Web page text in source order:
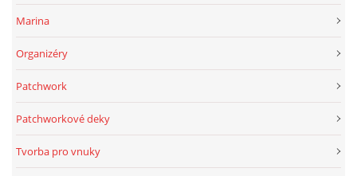
Marina
Organizéry
Patchwork
Patchworkové deky
Tvorba pro vnuky